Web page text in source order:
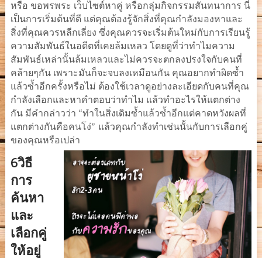
หรือ ขอพรพระ เว็บไซต์หาคู่ หรือกลุ่มกิจกรรมสันทนาการ นี่
เป็นการเริ่มต้นที่ดี แต่คุณต้องรู้จักสิ่งที่คุณกำลังมองหาและ
สิ่งที่คุณควรหลีกเลี่ยง ซึ่งคุณควรจะเริ่มต้นใหม่กับการเรียนรู้
ความสัมพันธ์ในอดีตที่เคยล้มเหลว โดยดูที่ว่าทำไมความ
สัมพันธ์เหล่านั้นล้มเหลวและไม่ควรจะตกลงปรงใจกับคนที่
คล้ายๆกัน เพราะมันก็จะจบลงเหมือนกัน คุณอยากทำผิดซ้ำ
แล้วซ้ำอีกครั้งหรือไม่ ต้องใช้เวลาดูอย่างละเอียดกับคนที่คุณ
กำลังเลือกและหาคำตอบว่าทำไม แล้วทำอะไรให้แตกต่าง
กัน มีคำกล่าวว่า “ทำในสิ่งเดิมซ้ำแล้วซ้ำอีกแต่คาดหวังผลที่
แตกต่างกันคือคนโง่” แล้วคุณกำลังทำเช่นนั้นกับการเลือกคู่
ของคุณหรือเปล่า
6วิธี
การ
ค้นหา
และ
เลือกคู่
ให้อยู่